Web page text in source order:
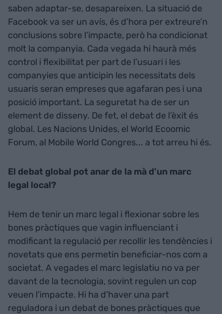
saben adaptar-se, desapareixen. La situació de
Facebook va ser un avís, és d’hora per extreure’n
conclusions sobre l’impacte, però ha condicionat
molt la companyia. Cada vegada hi haurà més
control i flexibilitat per part de l’usuari i les
companyies que anticipin les necessitats dels
usuaris seran empreses que agafaran pes i una
posició important. La seguretat ha de ser un
element de disseny. De fet, el debat de l’èxit és
global. Les Nacions Unides, el World Ecoomic
Forum, al Mobile World Congres... a tot arreu hi és.
El debat global pot anar de la mà d’un marc
legal local?
Hem de tenir un marc legal i flexionar sobre les
bones pràctiques que vagin influenciant i
modificant la regulació per recollir les tendències i
novetats que ens permetin beneficiar-nos com a
societat. A vegades el marc legislatiu no va per
davant de la tecnologia, sovint regulen un cop
veuen l’impacte. Hi ha d’haver una part
reguladora i un debat de bones pràctiques que